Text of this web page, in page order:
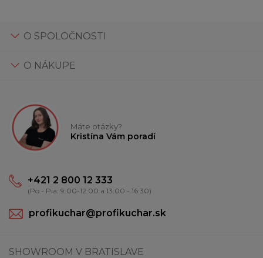
O SPOLOČNOSTI
O NÁKUPE
Máte otázky?
Kristína Vám poradí
+421 2 800 12 333
(Po - Pia: 9:00-12:00 a 13:00 - 16:30)
profikuchar@profikuchar.sk
SHOWROOM V BRATISLAVE